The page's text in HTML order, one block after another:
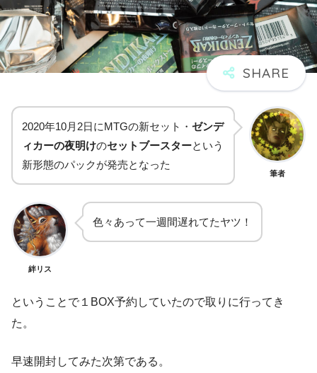
2020年10月2日にMTGの新セット・ ゼンデ
ィカーの夜明けのセットブースターという
新形態のパックが発売となった
筆者
絆リス
色々あって一週間遅れてたヤツ！
ということで１BOX予約していたので取りに行ってき
た。
早速開封してみた次第である。